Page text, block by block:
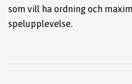
som vill ha ordning och
spelupplevelse.